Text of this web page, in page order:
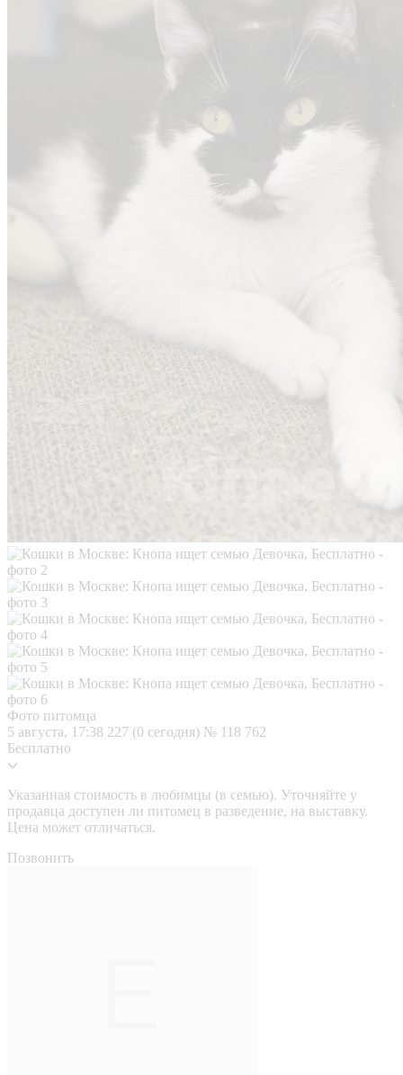
Фото питомца
5 августа, 17:38 227 (0 сегодня) № 118 762
Бесплатно
Указанная стоимость в любимцы (в семью). Уточняйте у
продавца доступен ли питомец в разведение, на выставку.
Цена может отличаться.
Позвонить